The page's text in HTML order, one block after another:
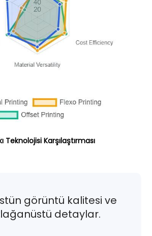
Teknolojisi Karşılaştırması
görüntü kalitesi ve
detaylar.